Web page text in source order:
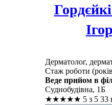
Дерматолог,
Стаж роботи
Веде прийом в
Суднобудівна, 1Б
★★★★★ 5 з 5 33